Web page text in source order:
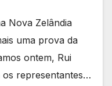
Nova Zelândia
uma prova da
ontem, Rui
os representantes…